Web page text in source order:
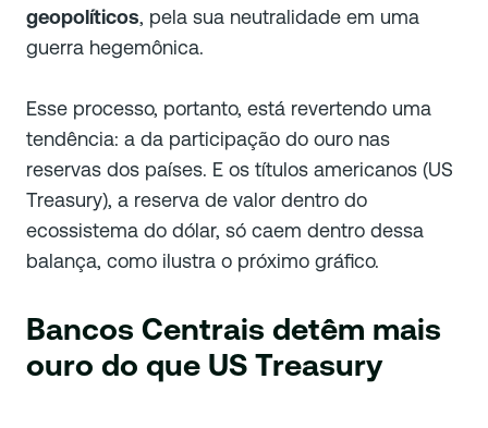
geopolíticos, pela sua neutralidade em uma
guerra hegemônica.
Esse processo, portanto, está revertendo uma
tendência: a da participação do ouro nas
reservas dos países. E os títulos americanos (US
Treasury), a reserva de valor dentro do
ecossistema do dólar, só caem dentro dessa
balança, como ilustra o próximo gráfico.
Bancos Centrais detêm mais
ouro do que US Treasury